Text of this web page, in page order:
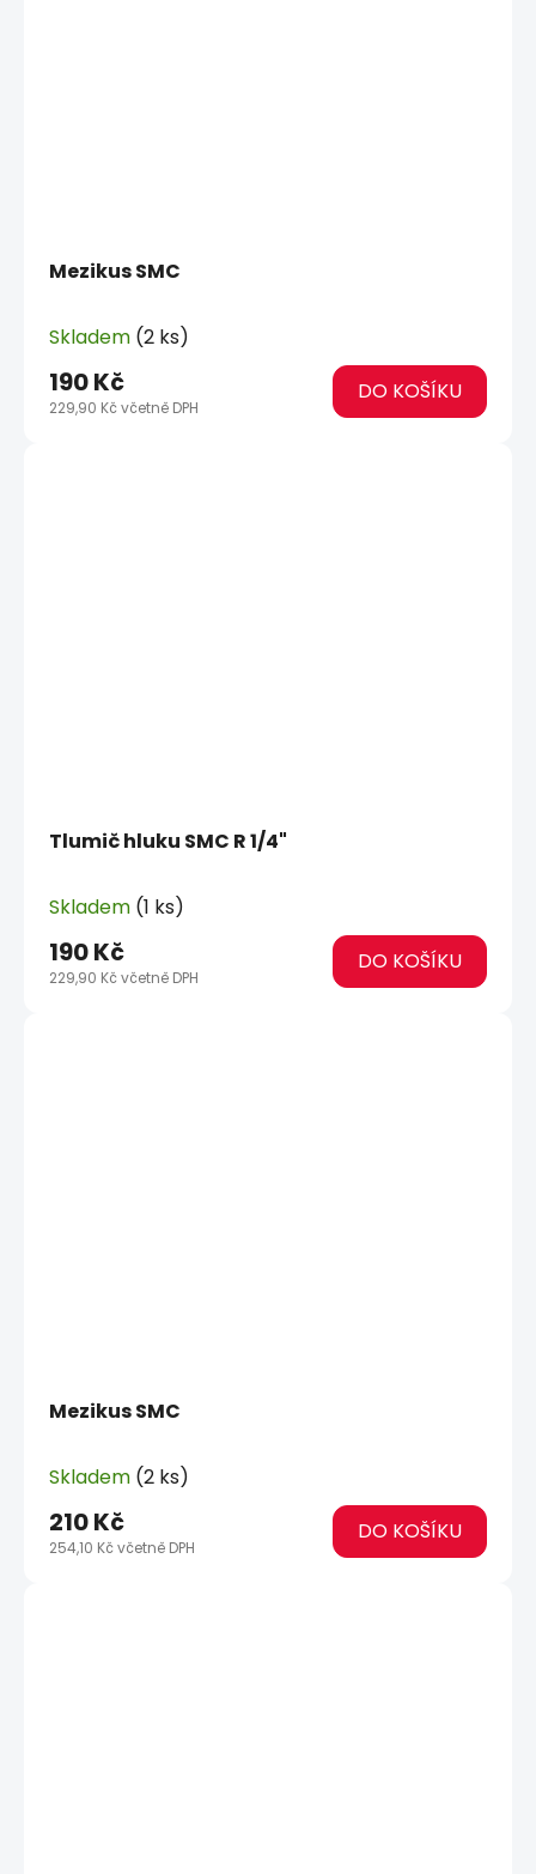
Mezikus SMC
Skladem (2 ks)
229,90 Kč včetně DPH
190 Kč DO KOŠÍKU
Tlumič hluku SMC R 1/4"
Skladem (1 ks)
229,90 Kč včetně DPH
190 Kč DO KOŠÍKU
Mezikus SMC
Skladem (2 ks)
254,10 Kč včetně DPH
210 Kč DO KOŠÍKU